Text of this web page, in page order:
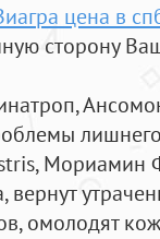
цена в
сторону
Мориамин
омолодят